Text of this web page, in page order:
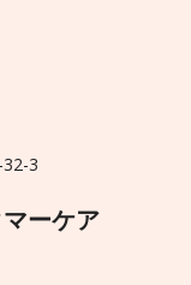
3
ーケア